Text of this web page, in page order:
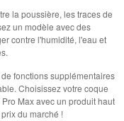
la poussière, les traces de
un modèle avec des
contre l'humidité, l'eau et
fonctions supplémentaires
Choisissez votre coque
Max avec un produit haut
du marché !